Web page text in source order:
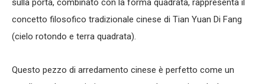
sulla porta, combinato con la forma quadrata, rappresenta il
concetto filosofico tradizionale cinese di Tian Yuan Di Fang
(cielo rotondo e terra quadrata).
Questo pezzo di arredamento cinese è perfetto come un